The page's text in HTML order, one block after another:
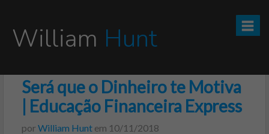
William Hunt
CURSO TESOURO DIRETO PRO
CURSO SEGREDOS DOS INVESTIMENTOS PARA INICIANTES
Será que o Dinheiro te Motiva
| Educação Financeira Express
por William Hunt em 10/11/2018